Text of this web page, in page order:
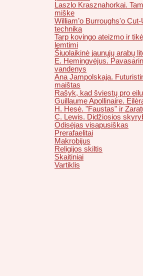
Laszlo Krasznahorkai.
miške
William’o Burroughs'o Cut-
technika
Tarp kovingo ateizmo ir
lemtimi
Šiuolaikinė jaunųjų arabų
E. Hemingvėjus.
vandenys
Ana Jampolskaja.
maištas
Rašyk, kad šviestų pro
Guillaume Apollinaire.
H. Hesė. "Faustas" ir
C. Lewis. Didžiosios
Odisėjas visapusiškas
Prerafaelitai
Makrobijus
Religijos skiltis
Skaitiniai
Vartiklis